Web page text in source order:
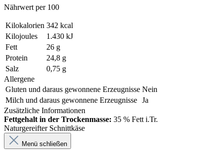
Nährwert per 100
Kilokalorien 342 kcal
Kilojoules
1.430 kJ
Fett
26 g
Protein
24,8 g
Salz
0,75 g
Allergene
Gluten und daraus gewonnene Erzeugnisse Nein
Milch und daraus gewonnene Erzeugnisse Ja
Zusätzliche Informationen
Fettgehalt in der Trockenmasse: 35 % Fett i.Tr.
Naturgereifter Schnittkäse
Menü schließen